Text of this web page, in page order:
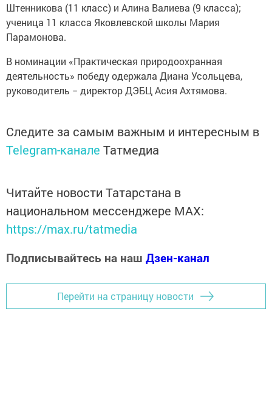
Штенникова (11 класс) и Алина Валиева (9 класса);
ученица 11 класса Яковлевской школы Мария
Парамонова.
В номинации «Практическая природоохранная
деятельность» победу одержала Диана Усольцева,
руководитель − директор ДЭБЦ Асия Ахтямова.
Следите за самым важным и интересным в
Telegram-канале Татмедиа
Читайте новости Татарстана в
национальном мессенджере MАХ:
https://max.ru/tatmedia
Подписывайтесь на наш Дзен-канал
Перейти на страницу новости